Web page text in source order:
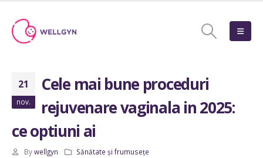
21
nov.
Cele mai bune proceduri
rejuvenare vaginala in 2025:
ce optiuni ai
By wellgyn
Sănătate și frumusețe